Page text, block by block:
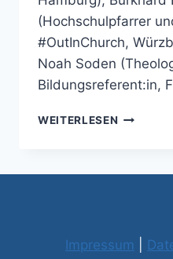
(Hochschulpfarrer
#OutInChurch,
Noah Soden
Bildungsreferent:in,
WEITERLESEN
Impressum